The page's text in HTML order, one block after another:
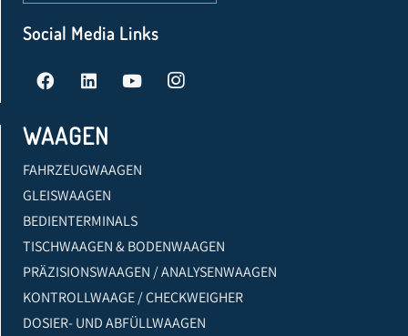
Social Media Links
WAAGEN
FAHRZEUGWAAGEN
GLEISWAAGEN
BEDIENTERMINALS
TISCHWAAGEN & BODENWAAGEN
PRÄZISIONSWAAGEN / ANALYSENWAAGEN
KONTROLLWAAGE / CHECKWEIGHER
DOSIER- UND ABFÜLLWAAGEN